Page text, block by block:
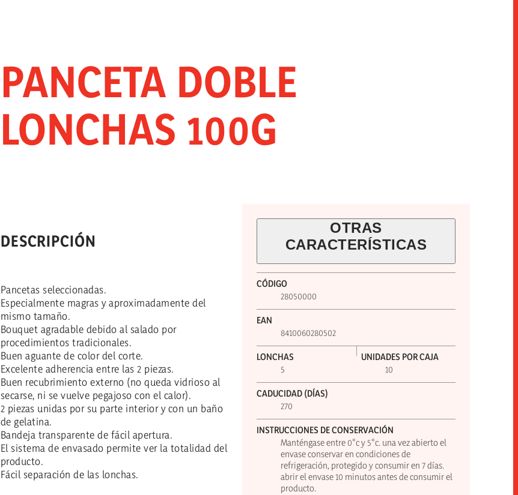
PANCETA DOBLE
LONCHAS 100G
DESCRIPCIÓN
Pancetas seleccionadas.
Especialmente magras y aproximadamente del
mismo tamaño.
Bouquet agradable debido al salado por
procedimientos tradicionales.
Buen aguante de color del corte.
Excelente adherencia entre las 2 piezas.
Buen recubrimiento externo (no queda vidrioso al
secarse, ni se vuelve pegajoso con el calor).
2 piezas unidas por su parte interior y con un baño
de gelatina.
Bandeja transparente de fácil apertura.
El sistema de envasado permite ver la totalidad del
producto.
Fácil separación de las lonchas.
OTRAS
CARACTERÍSTICAS
CÓDIGO
28050000
EAN
8410060280502
LONCHAS
5
UNIDADES POR CAJA
10
CADUCIDAD (DÍAS)
270
INSTRUCCIONES DE CONSERVACIÓN
Manténgase entre 0°c y 5°c. una vez abierto el
envase conservar en condiciones de
refrigeración, protegido y consumir en 7 días.
abrir el envase 10 minutos antes de consumir el
producto.